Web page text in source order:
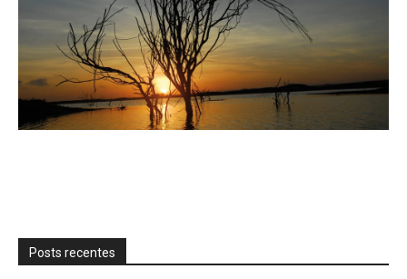
Posts recentes